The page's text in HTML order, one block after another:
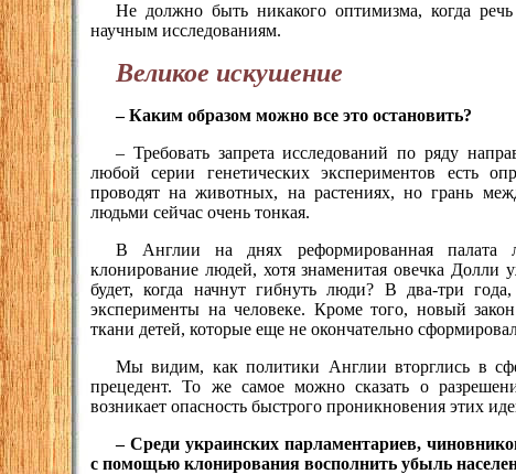
Не должно быть никакого оптимизма, когда
научным исследованиям.
Великое искушение
– Каким образом можно все это остановить?
– Требовать запрета исследований по ряду
любой серии генетических экспериментов есть
проводят на животных, на растениях, но грань
людьми сейчас очень тонкая.
В Англии на днях реформированная палата
клонирование людей, хотя знаменитая овечка Долли
будет, когда начнут гибнуть люди? В два-три
эксперименты на человеке. Кроме того, новый
ткани детей, которые еще не окончательно
Мы видим, как политики Англии вторглись в
прецедент. То же самое можно сказать о
возникает опасность быстрого проникновения этих
– Среди украинских парламентариев,
с помощью клонирования восполнить убыль